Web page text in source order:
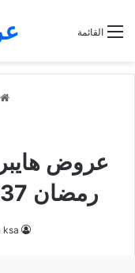
القائمة
رمضان 1437 – عروض رمضان
ksa